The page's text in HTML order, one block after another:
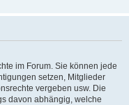
im Forum. Sie können jede
setzen, Mitglieder
vergeben usw. Die
davon abhängig, welche